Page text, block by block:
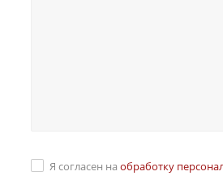
Я согласен на обработку